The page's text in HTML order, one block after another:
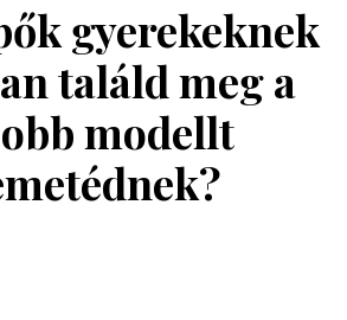
gyerekeknek
találd meg a
modellt